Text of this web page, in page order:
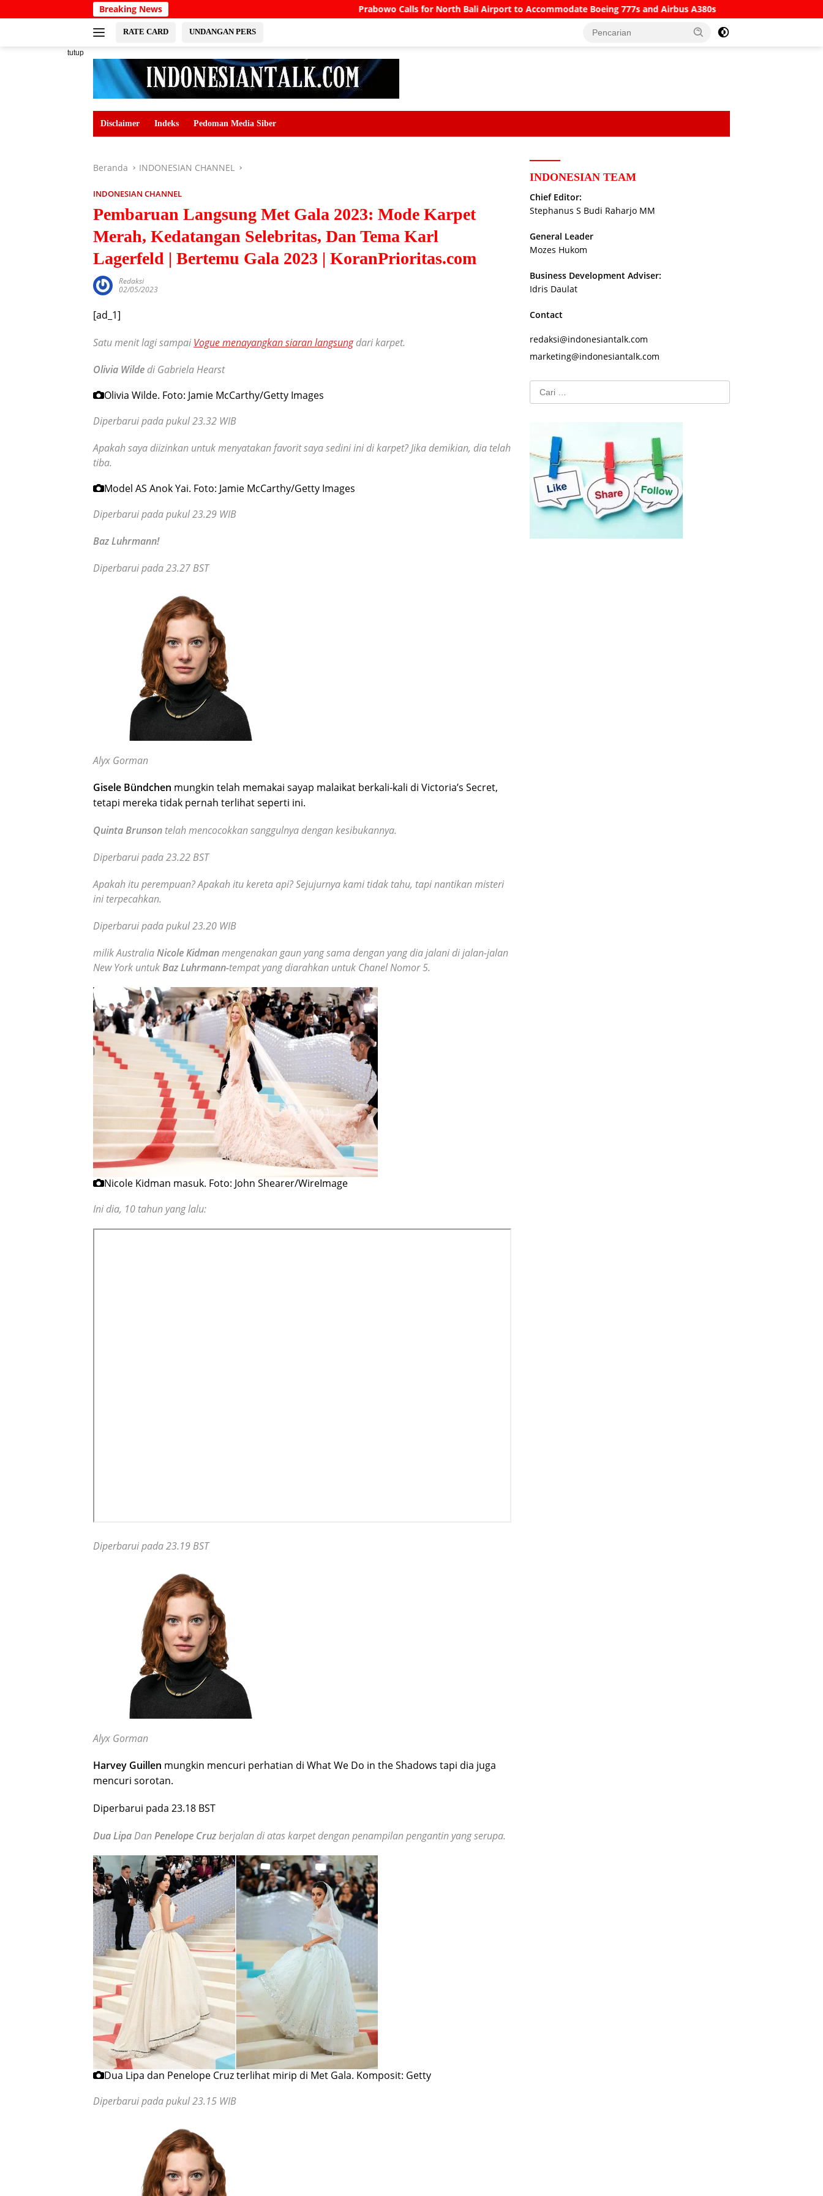
ke
Breaking News Prabowo Calls for North Bali Airport to Accommodate Boeing 777s and Airbus A380s Understanding SWIFT Codes,
RATE CARD UNDANGAN PERS
tutup
Disclaimer Indeks Pedoman Media Siber
Beranda INDONESIAN CHANNEL
INDONESIAN CHANNEL
Pembaruan Langsung Met Gala 2023: Mode Karpet
Merah, Kedatangan Selebritas, Dan Tema Karl
Lagerfeld | Bertemu Gala 2023 | KoranPrioritas.com
Redaksi
02/05/2023
[ad_1]
Satu menit lagi sampai Vogue menayangkan siaran langsungdari karpet.
Olivia Wilde di Gabriela Hearst
Olivia Wilde. Foto: Jamie McCarthy/Getty Images
Diperbarui pada pukul 23.32 WIB
Apakah saya diizinkan untuk menyatakan favorit saya sedini ini di karpet? Jika demikian, dia telah
tiba.
Model AS Anok Yai. Foto: Jamie McCarthy/Getty Images
Diperbarui pada pukul 23.29 WIB
Baz Luhrmann!
Diperbarui pada 23.27 BST
Alyx Gorman
Gisele Bündchen mungkin telah memakai sayap malaikat berkali-kali di Victoria’s Secret,
tetapi mereka tidak pernah terlihat seperti ini.
Quinta Brunson telah mencocokkan sanggulnya dengan kesibukannya.
Diperbarui pada 23.22 BST
Apakah itu perempuan? Apakah itu kereta api? Sejujurnya kami tidak tahu, tapi nantikan misteri
ini terpecahkan.
Diperbarui pada pukul 23.20 WIB
milik AustraliaNicole Kidmanmengenakan gaun yang sama dengan yang dia jalani di jalan-jalan
New York untukBaz Luhrmann-tempat yang diarahkan untuk Chanel Nomor 5.
Nicole Kidman masuk. Foto: John Shearer/WireImage
Ini dia, 10 tahun yang lalu:
Diperbarui pada 23.19 BST
Alyx Gorman
Harvey Guillen mungkin mencuri perhatian di What We Do in the Shadows tapi dia juga
mencuri sorotan.
Diperbarui pada 23.18 BST
Dua LipaDanPenelope Cruzberjalan di atas karpet dengan penampilan pengantin yang serupa.
Dua Lipa dan Penelope Cruz terlihat mirip di Met Gala. Komposit: Getty
Diperbarui pada pukul 23.15 WIB
INDONESIAN TEAM
Chief Editor:
Stephanus S Budi Raharjo MM
General Leader
Mozes Hukom
Business Development Adviser:
Idris Daulat
Contact
redaksi@indonesiantalk.com
marketing@indonesiantalk.com
Cari
untuk: